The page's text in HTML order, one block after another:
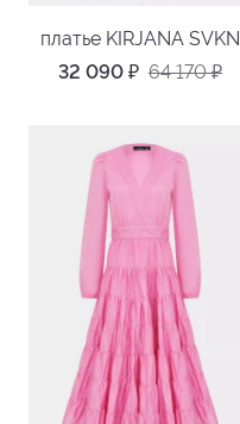
платье KIRJANA SVKN
32 090 ₽ 64 170₽